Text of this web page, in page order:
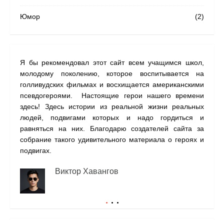
(2)
Юмор
Я бы рекомендовал этот сайт всем учащимся школ,
молодому поколению, которое воспитывается на
голливудских фильмах и восхищается американскими
псевдогероями. Настоящие герои нашего времени
здесь! Здесь истории из реальной жизни реальных
людей, подвигами которых и надо гордиться и
равняться на них. Благодарю создателей сайта за
собрание такого удивительного материала о героях и
подвигах.
Виктор Хавангов